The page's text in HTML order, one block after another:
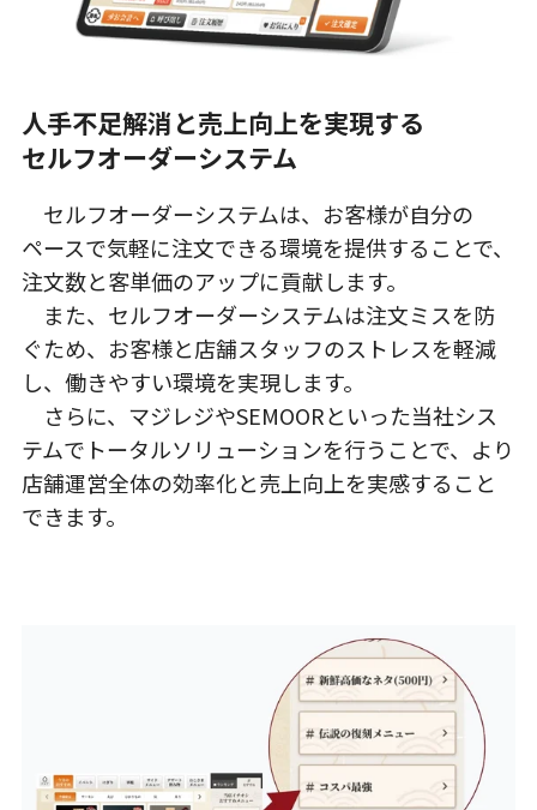
人手不足解消と売上向上を実現する
セルフオーダーシステム
セルフオーダーシステムは、お客様が自分の
ペースで気軽に注文できる環境を提供することで、
注文数と客単価のアップに貢献します。
また、セルフオーダーシステムは注文ミスを防
ぐため、お客様と店舗スタッフのストレスを軽減
し、働きやすい環境を実現します。
さらに、マジレジやSEMOORといった当社シス
テムでトータルソリューションを行うことで、より
店舗運営全体の効率化と売上向上を実感すること
できます。